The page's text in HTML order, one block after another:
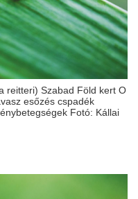
reitteri) Szabad Föld kert O
esőzés cspadék
Fotó: Kállai